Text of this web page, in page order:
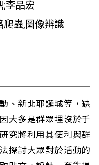
;李品宏
爬蟲,圖像辨識
、新北耶誕城等，缺
大多是群眾埋沒於手
究將利用其便利與群
探討大眾對於活動的